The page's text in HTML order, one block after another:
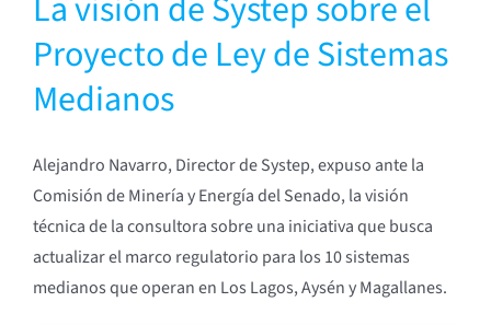
Proyecto de Ley de Sistemas
Medianos
Alejandro Navarro, Director de Systep, expuso ante la
Comisión de Minería y Energía del Senado, la visión
técnica de la consultora sobre una iniciativa que busca
actualizar el marco regulatorio para los 10 sistemas
medianos que operan en Los Lagos, Aysén y Magallanes.